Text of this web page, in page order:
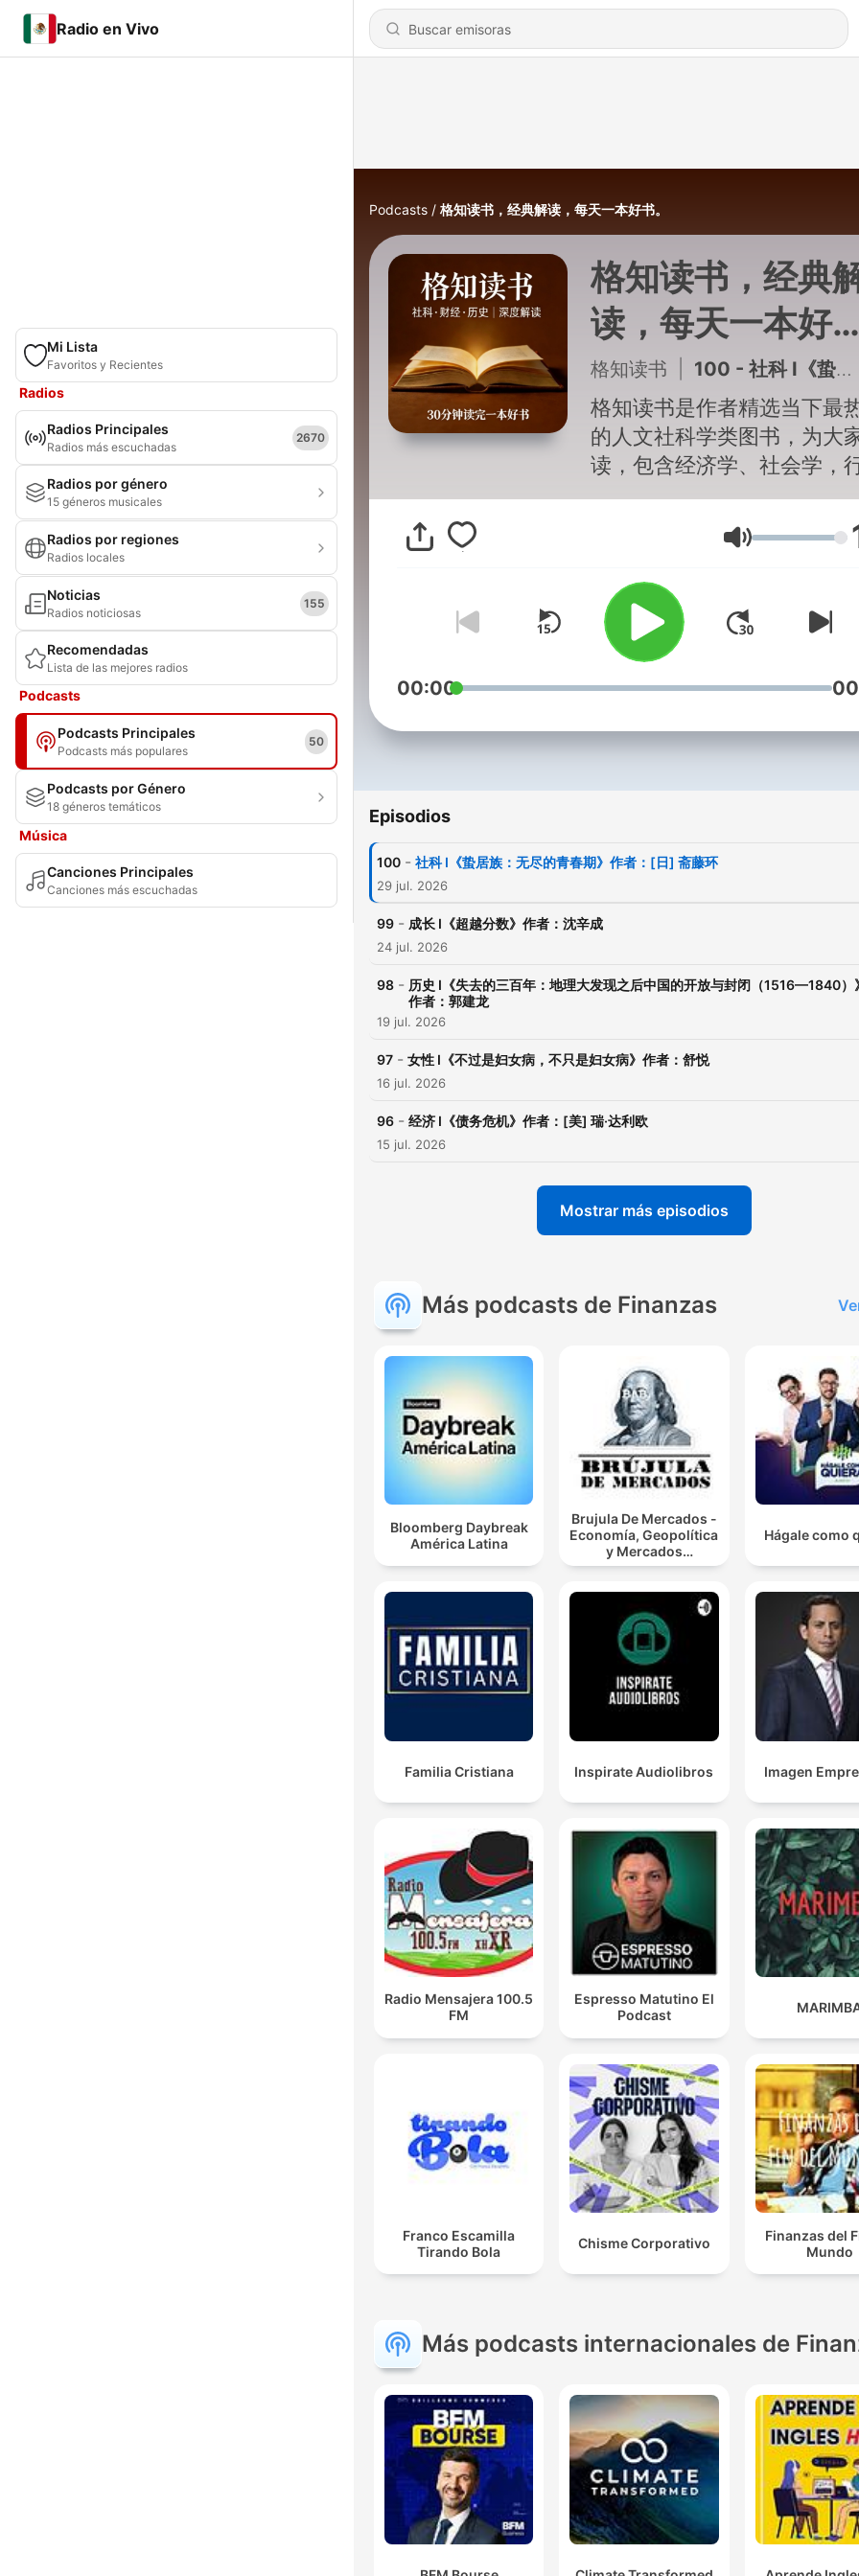
Radio en Vivo
Mi Lista
Favoritos y Recientes
Radios
Radios Principales
Radios más escuchadas
2670
Radios por género
15 géneros musicales
Radios por regiones
Radios locales
Noticias
Radios noticiosas
155
Recomendadas
Lista de las mejores radios
Podcasts
Podcasts Principales
Podcasts más populares
50
Podcasts por Género
18 géneros temáticos
Música
Canciones Principales
Canciones más escuchadas
Podcasts 格知读书，经典解读，每天一本好书。
格知读书，经典
读，每天一本好
书。
格知读书 100 - 社科 I《蛰居族：无尽的青春期》作者：[日] 斋藤环
格知读书是作者精选当下最
的人文社科学类图书，为大
读，包含经济学、社会学，
学等，偶尔也会为大家播文
品。希望所有听众，都能再
中成长。每天更新两本。本
都是原创，其他地方听不到
谢谢大家，记得点关注。有
的书也可以写在专辑评论区
播可以给你录哦~
Volumen
00:00
Episodios
100 - 社科 I《蛰居族：无尽的青春期》作者：[日] 斋藤环
29 jul. 2026
99 - 成长 I《超越分数》作者：沈辛成
24 jul. 2026
98 - 历史 I《失去的三百年：地理大发现之后中国的开放与封闭（1516—1840）
作者：郭建龙
19 jul. 2026
97 - 女性 I《不过是妇女病，不只是妇女病》作者：舒悦
16 jul. 2026
96 - 经济 I《债务危机》作者：[美] 瑞·达利欧
15 jul. 2026
Mostrar más episodios
Más podcasts de Finanzas
Bloomberg Daybreak
América Latina
Brujula De Mercados -
Economía, Geopolítica
y Mercados
Financieros.
Hágale como
Familia Cristiana Inspirate Audiolibros Imagen
Radio Mensajera 100.5
FM
Espresso Matutino El
Podcast
Franco Escamilla
Tirando Bola
Chisme Corporativo
Finanzas del
Mundo
Más podcasts internacionales de